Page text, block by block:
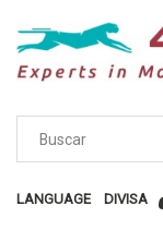
LANGUAGE DIVISA